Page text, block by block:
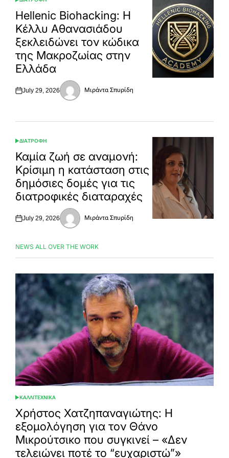
POSTED
INHellenic Biohacking: Η
Κέλλυ Αθανασιάδου
ξεκλειδώνει τον κώδικα
της Μακροζωίας στην
Ελλάδα
Posted
July 29, 2026
Posted
Μιράντα Σπυρίδη
POSTED
IN
ΔΙΑΤΡΟΦΗ
Καμία ζωή σε αναμονή:
Κρίσιμη η κατάσταση στις
δημόσιες δομές για τις
διατροφικές διαταραχές
Posted
July 29, 2026
Posted
Μιράντα Σπυρίδη
NEWS ALL OVER THE WORK
POSTED
IN
ΚΑΛΛΙΤΕΧΝΙΚΑ
Χρήστος Χατζηπαναγιώτης: Η
εξομολόγηση για τον Θάνο
Μικρούτσικο που συγκινεί – «Δεν
τελειώνει ποτέ το “ευχαριστώ”»